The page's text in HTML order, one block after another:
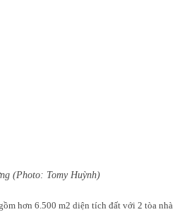
(Photo: Tomy Huỳnh)
hơn 6.500 m2 diện tích đất với 2 tòa nhà